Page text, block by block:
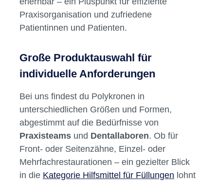
Praxisorganisation und zufriedene
Patientinnen und Patienten.
Große Produktauswahl für
individuelle Anforderungen
Bei uns findest du Polykronen in
unterschiedlichen Größen und Formen,
abgestimmt auf die Bedürfnisse von
Praxisteams und Dentallaboren. Ob für
Front- oder Seitenzähne, Einzel- oder
Mehrfachrestaurationen – ein gezielter Blick
in die Kategorie Hilfsmittel für Füllungen lohnt